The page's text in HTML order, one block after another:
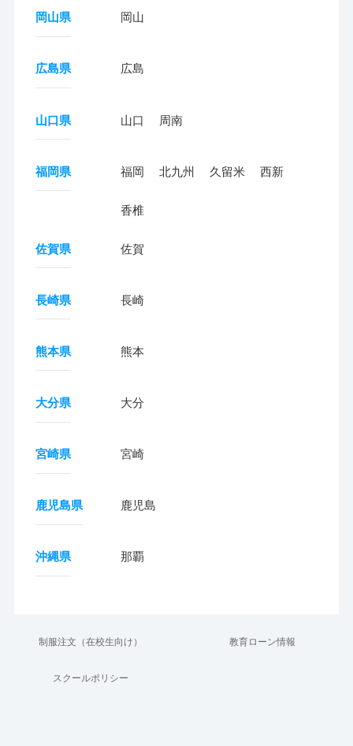
岡山県 岡山
広島県 広島
山口県 山口 周南
福岡県 福岡 北九州 久留米 西新
香椎
佐賀県 佐賀
長崎県 長崎
熊本県 熊本
大分県 大分
宮崎県 宮崎
鹿児島県 鹿児島
沖縄県 那覇
制服注文（在校生向け） 教育ローン情報
スクールポリシー